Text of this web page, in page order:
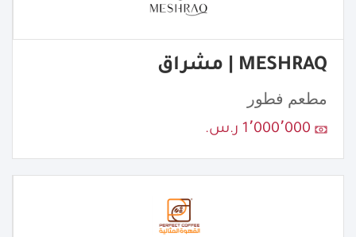
MESHRAQ | مشراق
مطعم فطور
1٬000٬000 ر.س.